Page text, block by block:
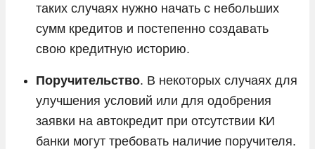
таких случаях нужно начать с небольших
сумм кредитов и постепенно создавать
свою кредитную историю.
Поручительство. В некоторых случаях для
улучшения условий или для одобрения
заявки на автокредит при отсутствии КИ
банки могут требовать наличие поручителя.